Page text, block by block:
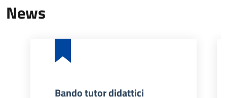
News
Bando tutor didattici